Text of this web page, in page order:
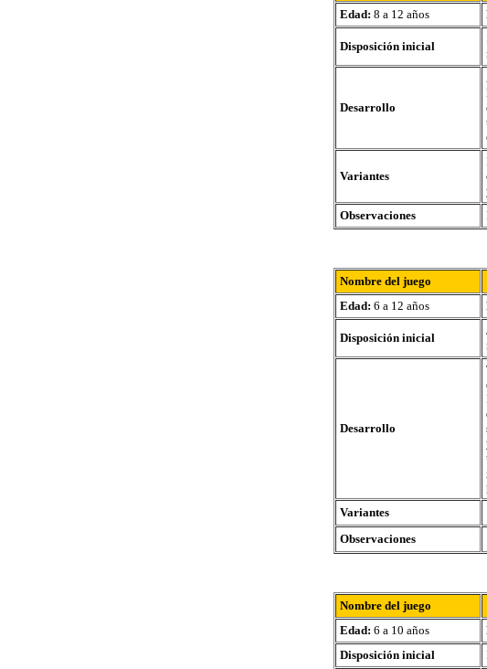
Edad: 8 a 12 años
Disposición inicial
Desarrollo
Variantes
Observaciones
Nombre del juego
Edad: 6 a 12 años
Disposición inicial
Desarrollo
Variantes
Observaciones
Nombre del juego
Edad: 6 a 10 años
Disposición inicial